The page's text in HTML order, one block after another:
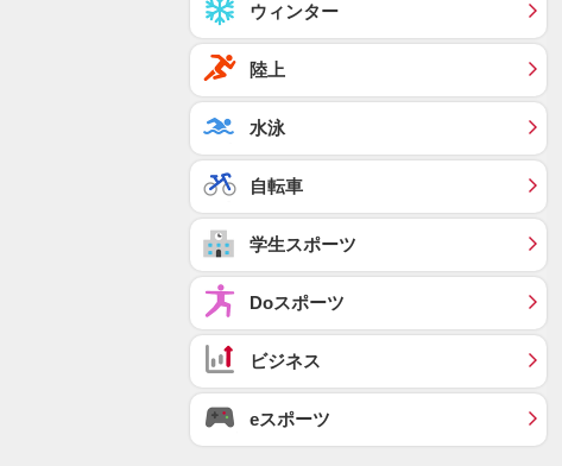
ウィンター
陸上
水泳
自転車
学生スポーツ
Doスポーツ
ビジネス
eスポーツ